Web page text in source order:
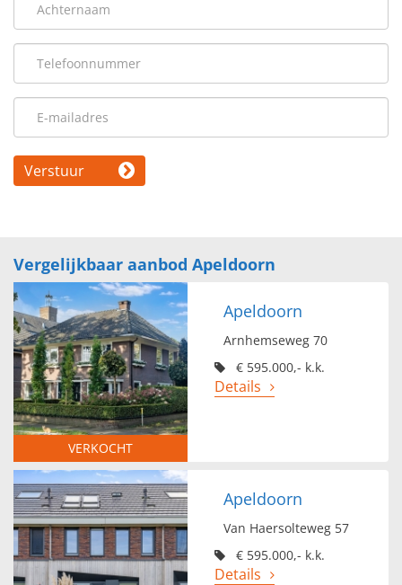
Verstuur
Vergelijkbaar aanbod Apeldoorn
VERKOCHT
Apeldoorn
Arnhemseweg 70
€ 595.000,- k.k.
Details
Apeldoorn
Van Haersolteweg 57
€ 595.000,- k.k.
Details